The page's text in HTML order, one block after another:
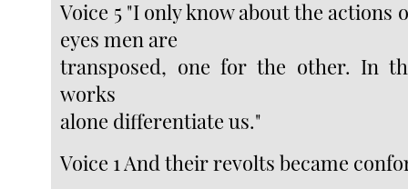
Voice 5 "I only know about the actions
eyes men are
transposed, one for the other. In
works
alone differentiate us."
Voice 1 And their revolts became